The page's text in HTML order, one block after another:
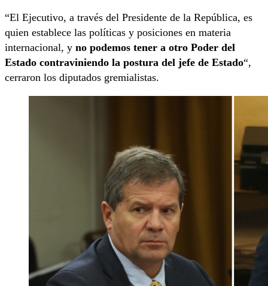
“El Ejecutivo, a través del Presidente de la República, es
quien establece las políticas y posiciones en materia
internacional, y no podemos tener a otro Poder del
Estado contraviniendo la postura del jefe de Estado“,
cerraron los diputados gremialistas.